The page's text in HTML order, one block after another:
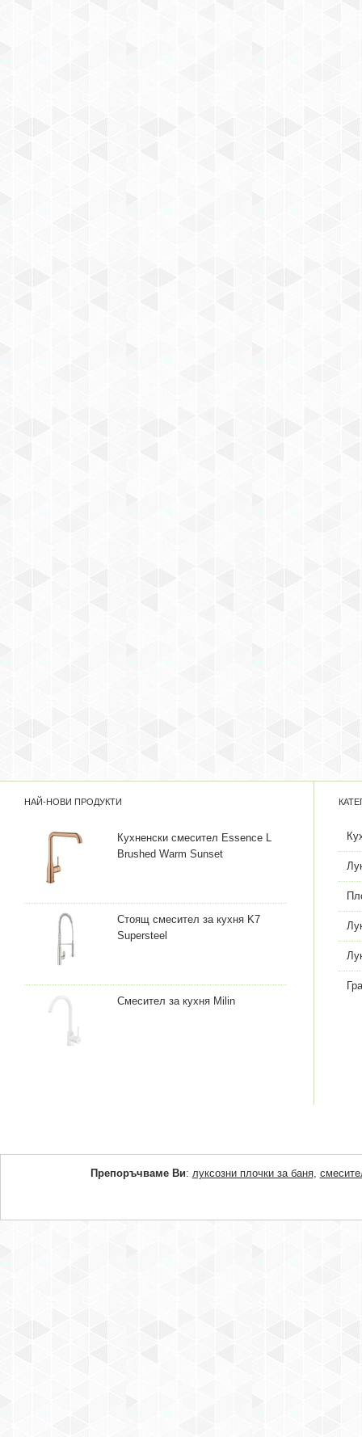
НАЙ-НОВИ ПРОДУКТИ
Кухненски смесител Essence L
Brushed Warm Sunset
Стоящ смесител за кухня K7
Supersteel
Смесител за кухня Milin
Препоръчваме Ви: луксозни плочки за баня,